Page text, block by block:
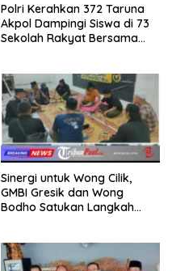
Polri Kerahkan 372 Taruna
Akpol Dampingi Siswa di 73
Sekolah Rakyat Bersama
Sinergi untuk Wong Cilik,
GMBI Gresik dan Wong
Bodho Satukan Langkah